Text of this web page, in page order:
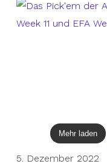
Mehr laden
5. Dezember 2022